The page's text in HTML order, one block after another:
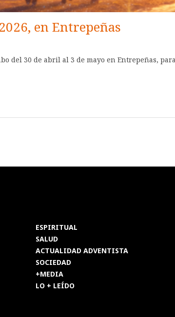
en Entrepeñas
del 30 de abril al 3 de mayo en Entrepeñas,
ESPIRITUAL
SALUD
ACTUALIDAD ADVENTISTA
SOCIEDAD
+MEDIA
LO + LEÍDO